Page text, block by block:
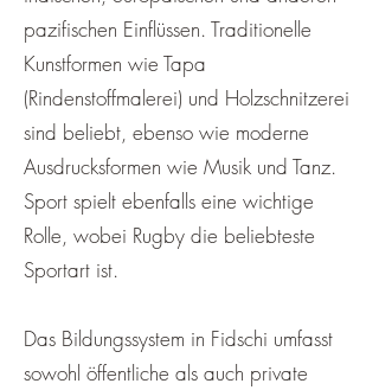
pazifischen Einflüssen. Traditionelle
Kunstformen wie Tapa
(Rindenstoffmalerei) und Holzschnitzerei
sind beliebt, ebenso wie moderne
Ausdrucksformen wie Musik und Tanz.
Sport spielt ebenfalls eine wichtige
Rolle, wobei Rugby die beliebteste
Sportart ist.
Das Bildungssystem in Fidschi umfasst
sowohl öffentliche als auch private